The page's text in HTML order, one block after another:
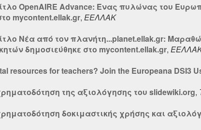
OpenAIRE Advance: Ένας πυλώνας του
mycontent.ellak.gr, ΕΕΛΛΑΚ
Νέα από τον πλανήτη...planet.ellak.gr:
δημοσιεύθηκε στο mycontent.ellak.gr,
resources for teachers? Join the Europeana DSI3
της αξιολόγησης του slidewiki.org,
δοκιμαστικής χρήσης και